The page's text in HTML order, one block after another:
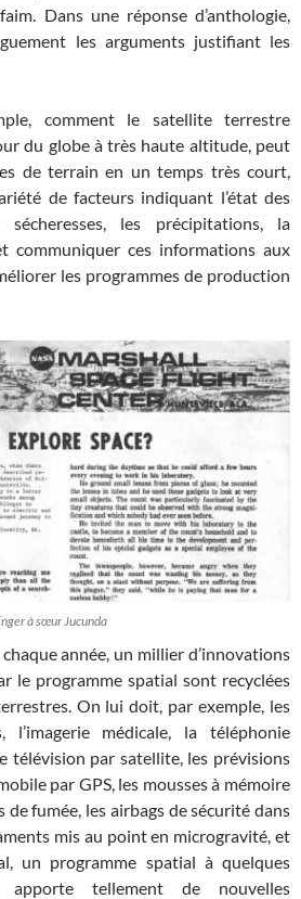
Dans une réponse d’anthologie,
les arguments justifiant les
comment le satellite terrestre
du globe à très haute altitude, peut
de terrain en un temps très court,
de facteurs indiquant l’état des
les précipitations, la
communiquer ces informations aux
les programmes de production
à sœur Jucunda
année, un millier d’innovations
le programme spatial sont recyclées
On lui doit, par exemple, les
l’imagerie médicale, la téléphonie
télévision par satellite, les prévisions
par GPS, les mousses à mémoire
de fumée, les airbags de sécurité dans
mis au point en microgravité, et
un programme spatial à quelques
tellement de nouvelles